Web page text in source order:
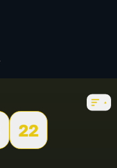
22